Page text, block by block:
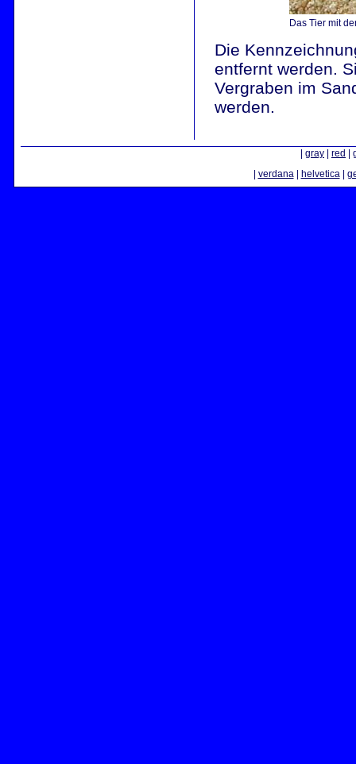
Das Tier mit
Die
entfernt werden.
Vergraben im
werden.
gray red
verdana| helvetica|